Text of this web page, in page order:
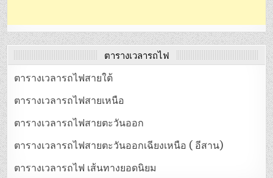
ตารางเวลารถไฟ
ตารางเวลารถไฟสายใต้
ตารางเวลารถไฟสายเหนือ
ตารางเวลารถไฟสายตะวันออก
ตารางเวลารถไฟสายตะวันออกเฉียงเหนือ ( อีสาน)
ตารางเวลารถไฟ เส้นทางยอดนิยม